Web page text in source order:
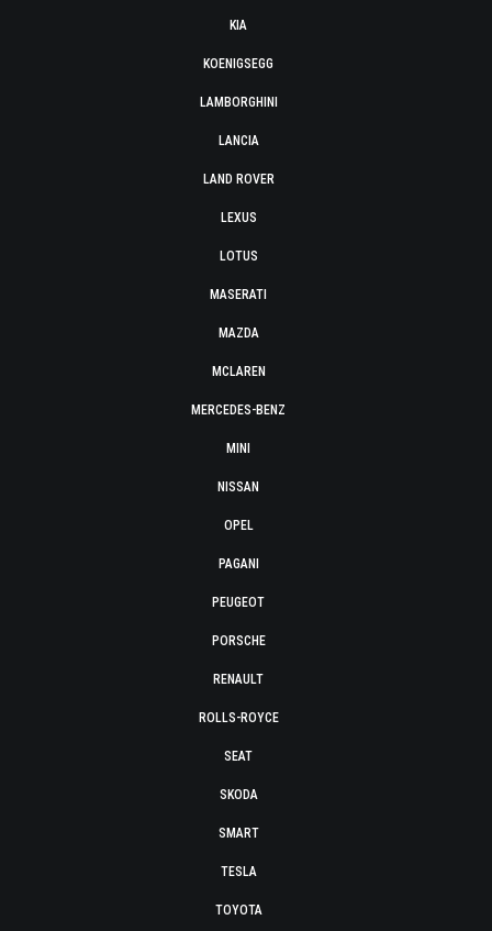
KIA
KOENIGSEGG
LAMBORGHINI
LANCIA
LAND ROVER
LEXUS
LOTUS
MASERATI
MAZDA
MCLAREN
MERCEDES-BENZ
MINI
NISSAN
OPEL
PAGANI
PEUGEOT
PORSCHE
RENAULT
ROLLS-ROYCE
SEAT
SKODA
SMART
TESLA
TOYOTA